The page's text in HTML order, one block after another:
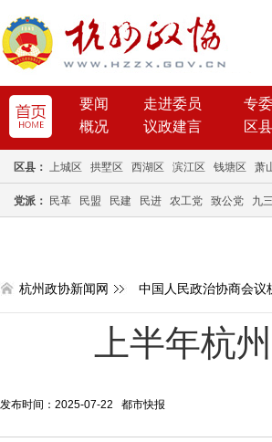
要闻 走进委员
专
概况
议政建言 区县
区县： 上城区 拱墅区 西湖区 滨江区 钱塘区 萧
党派： 民革 民盟 民建 民进 农工党 致公党 九
杭州政协新闻网 中国人民政治协商会议
上半年杭
发布时间：2025-07-22 都市快报